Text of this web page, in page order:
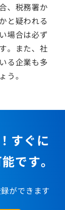
、税務署か
と疑われる
場合は必ず
。また、社
る企業も多
う。
すぐに
です。
ができます